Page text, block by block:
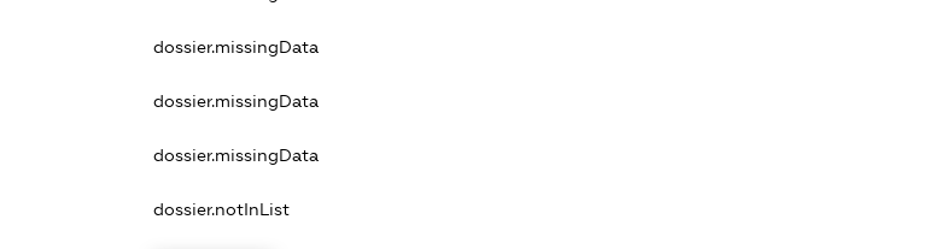
dossier.missingData
dossier.missingData
dossier.missingData
dossier.notInList